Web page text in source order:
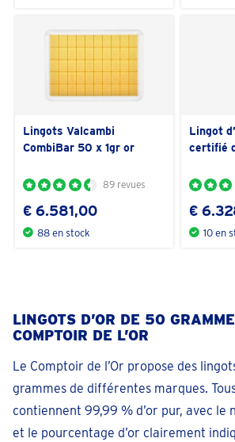
Lingots Valcambi
CombiBar 50 x 1gr or
89 revues
€ 6.581,00
88 en stock
Lingot
certifié
€
10 en
LINGOTS D’OR DE 50
COMPTOIR DE L’OR
Le Comptoir de l’Or propose des
grammes de différentes marques.
contiennent 99,99 % d’or pur, avec le
et le pourcentage d’or clairement